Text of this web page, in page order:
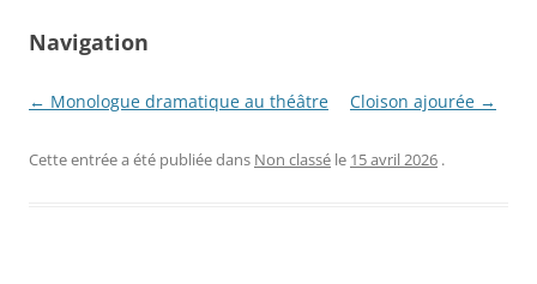
Navigation
← Monologue dramatique au théâtre Cloison ajourée →
Cette entrée a été publiée dans Non classé le 15 avril 2026 .